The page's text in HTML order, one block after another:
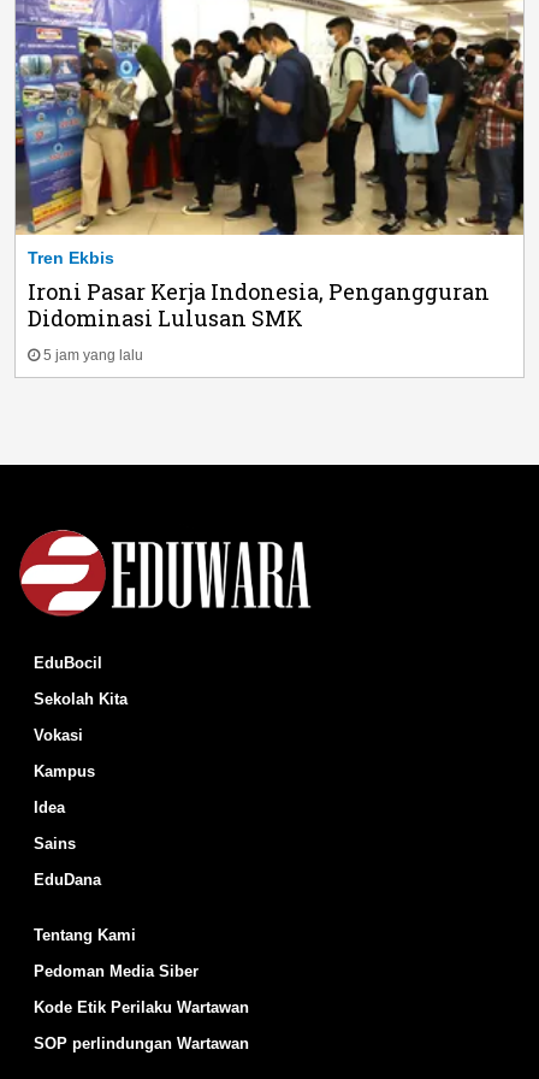
Tren Ekbis
Ironi Pasar Kerja Indonesia, Pengangguran
Didominasi Lulusan SMK
5 jam yang lalu
EduBocil
Sekolah Kita
Vokasi
Kampus
Idea
Sains
EduDana
Tentang Kami
Pedoman Media Siber
Kode Etik Perilaku Wartawan
SOP perlindungan Wartawan